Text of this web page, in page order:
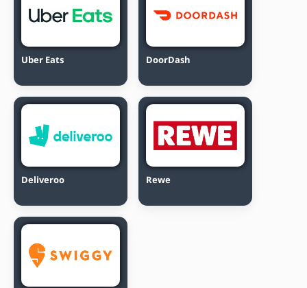
Uber Eats DoorDash
Deliveroo Rewe